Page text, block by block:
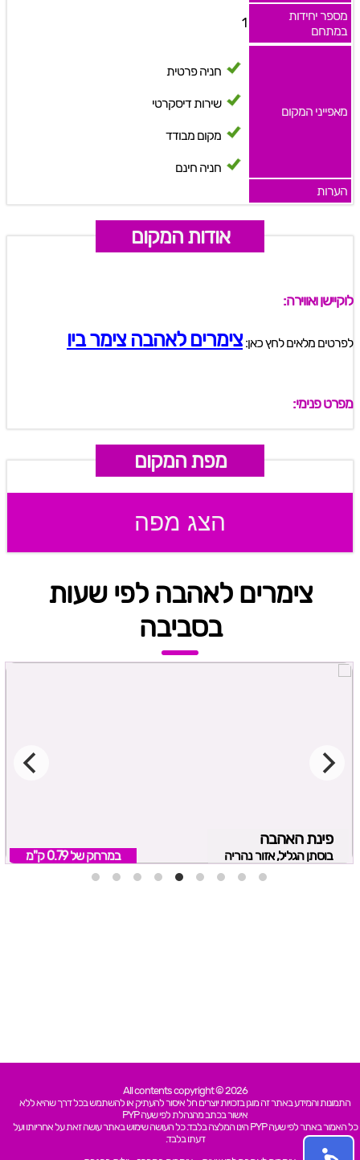
מספר יחידות
במתחם
1
מאפייני המקום
חניה פרטית
שירות דיסקרטי
מקום מבודד
חניה חינם
הערות
אודות המקום
לוקיישן ואווירה:
לפרטים מלאים לחץ כאן:צימרים לאהבה צימר ביו
מפרט פנימי:
מפת המקום
הצג מפה
צימרים לאהבה לפי שעות
בסביבה
פינת האהבה
בוסתן הגליל, אזור נהריה במרחק של0.79 ק"מ
All contents copyright © 2026
התמונות והמידע באתר זה מוגן בזכויות יוצרים חל איסור להעתיק או להשתמש בכל דרך שהיא ללא
אישור בכתב מהנהלת לפי שעה PYP
כל האמור באתר לפי שעה PYP הינו המלצה בלבד. כל העושה שימוש באתר עושה זאת על אחריותו ועל
דעתו בלבד.